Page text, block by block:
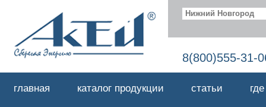
Нижний Новгород
8(800)555-31-
главная каталог продукции статьи